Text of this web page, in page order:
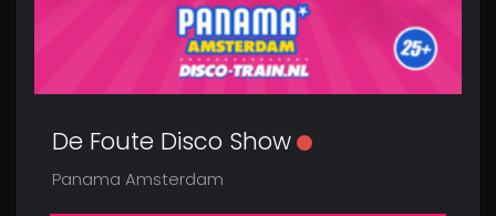
De Foute Disco Show
Panama Amsterdam